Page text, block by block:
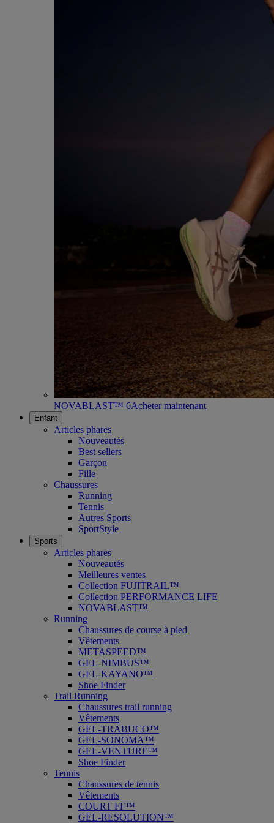
NOVABLAST™ 6Acheter maintenant
Enfant
Articles phares
Nouveautés
Best sellers
Garçon
Fille
Chaussures
Running
Tennis
Autres Sports
SportStyle
Sports
Articles phares
Nouveautés
Meilleures ventes
Collection FUJITRAIL™
Collection PERFORMANCE LIFE
NOVABLAST™
Running
Chaussures de course à pied
Vêtements
METASPEED™
GEL-NIMBUS™
GEL-KAYANO™
Shoe Finder
Trail Running
Chaussures trail running
Vêtements
GEL-TRABUCO™
GEL-SONOMA™
GEL-VENTURE™
Shoe Finder
Tennis
Chaussures de tennis
Vêtements
COURT FF™
GEL-RESOLUTION™